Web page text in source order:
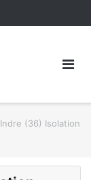
Indre (36) Isolation